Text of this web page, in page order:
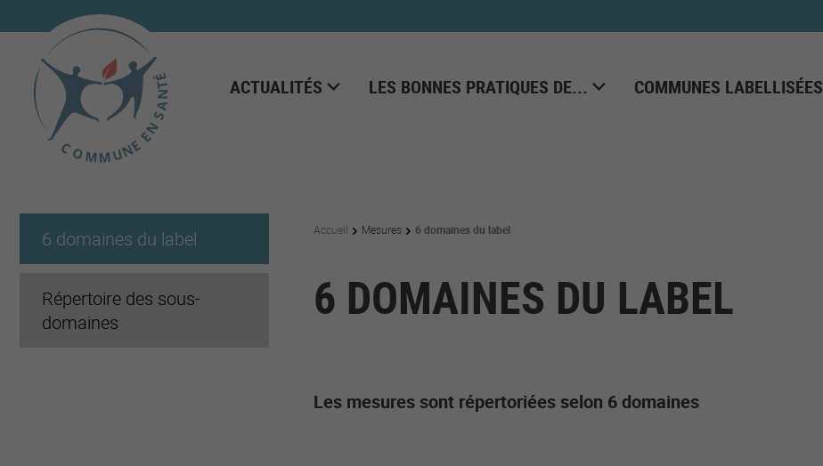
ACTUALITÉS LES BONNES PRATIQUES DE... COMMUNES LABELLISÉES
6 domaines du label
Répertoire des sous-
domaines
Accueil Mesures 6 domaines du label
6 DOMAINES DU LABEL
Les mesures sont répertoriées selon 6 domaines